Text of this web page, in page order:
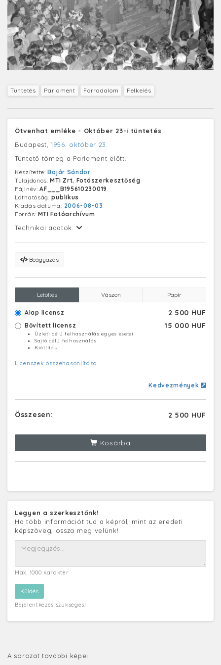
Tüntetés Parlament Forradalom Felkelés
Ötvenhat emléke - Október 23-i tüntetés
Budapest, 1956. október 23.
Tüntető tömeg a Parlament előtt.
Készítette:Bojár Sándor
Tulajdonos:MTI Zrt. Fotószerkesztőség
Fájlnév:AF___B195610230019
Láthatóság:publikus
Kiadás dátuma: 2006-08-03
Forrás: MTI Fotóarchívum
Technikai adatok:
Beágyazás
Letöltés Vászon Papír
Alap licensz 2 500 HUF
Bővített licensz 15 000 HUF
Üzleti célú felhasználás egyes esetei
Sajtó célú felhasználás
Kiállítás
Licenszek összehasonlítása
Kedvezmények
Összesen: 2 500 HUF
Kosárba
Legyen a szerkesztőnk!
Ha több információt tud a képről, mint az eredeti
képszöveg, ossza meg velünk!
Max. 1000 karakter
Bejelentkezés szükséges!
A sorozat további képei: